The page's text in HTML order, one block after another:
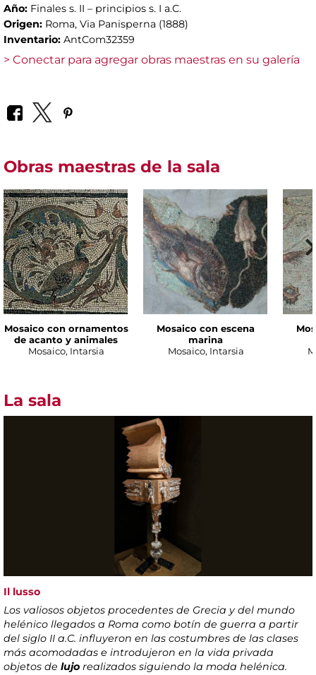
Año: Finales s. II – principios s. I a.C.
Origen: Roma, Via Panisperna (1888)
Inventario: AntCom32359
> Conectar para agregar obras maestras en su galería
Obras maestras de la sala
Mosaico con ornamentos
de acanto y animales
Mosaico, Intarsia
Mosaico con escena
marina
Mosaico, Intarsia
La sala
Il lusso
Los valiosos objetos procedentes de Grecia y del mundo
helénico llegados a Roma como botín de guerra a partir
del siglo II a.C. influyeron en las costumbres de las clases
más acomodadas e introdujeron en la vida privada
objetos de lujo realizados siguiendo la moda helénica.